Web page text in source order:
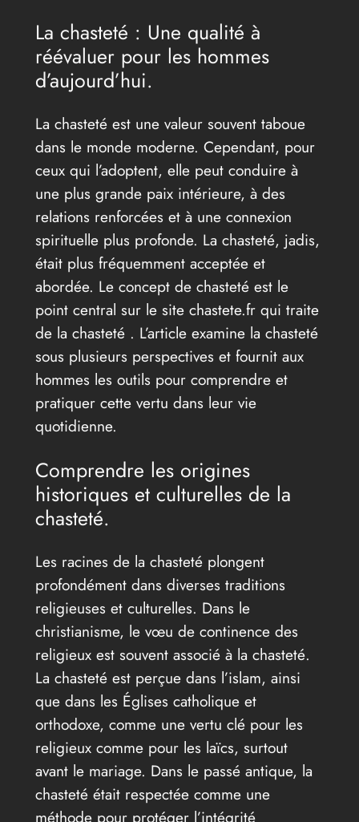
La chasteté : Une qualité à
réévaluer pour les hommes
d’aujourd’hui.
La chasteté est une valeur souvent taboue
dans le monde moderne. Cependant, pour
ceux qui l’adoptent, elle peut conduire à
une plus grande paix intérieure, à des
relations renforcées et à une connexion
spirituelle plus profonde. La chasteté, jadis,
était plus fréquemment acceptée et
abordée. Le concept de chasteté est le
point central sur le site chastete.fr qui traite
de la chasteté . L’article examine la chasteté
sous plusieurs perspectives et fournit aux
hommes les outils pour comprendre et
pratiquer cette vertu dans leur vie
quotidienne.
Comprendre les origines
historiques et culturelles de la
chasteté.
Les racines de la chasteté plongent
profondément dans diverses traditions
religieuses et culturelles. Dans le
christianisme, le vœu de continence des
religieux est souvent associé à la chasteté.
La chasteté est perçue dans l’islam, ainsi
que dans les Églises catholique et
orthodoxe, comme une vertu clé pour les
religieux comme pour les laïcs, surtout
avant le mariage. Dans le passé antique, la
chasteté était respectée comme une
méthode pour protéger l’intégrité